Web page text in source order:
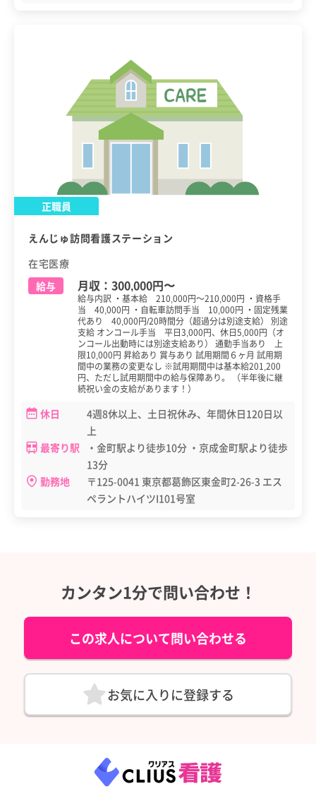
正職員
えんじゅ訪問看護ステーション
在宅医療
給与
月収： 300,000円〜
給与内訳 ・基本給 210,000円～210,000円 ・資格手
当 40,000円 ・自転車訪問手当 10,000円 ・固定残業
代あり 40,000円/20時間分（超過分は別途支給） 別途
支給 オンコール手当 平日3,000円、休日5,000円（オ
ンコール出動時には別途支給あり） 通勤手当あり 上
限10,000円 昇給あり 賞与あり 試用期間６ヶ月 試用期
間中の業務の変更なし ※試用期間中は基本給201,200
円、ただし試用期間中の給与保障あり。 （半年後に継
続祝い金の支給があります！）
休日
4週8休以上、土日祝休み、年間休日120日以
上
最寄り駅
・金町駅より徒歩10分 ・京成金町駅より徒歩
13分
勤務地
〒125-0041 東京都葛飾区東金町2-26-3 エス
ペラントハイツI101号室
カンタン1分で問い合わせ！
この求人について問い合わせる
お気に入りに登録する